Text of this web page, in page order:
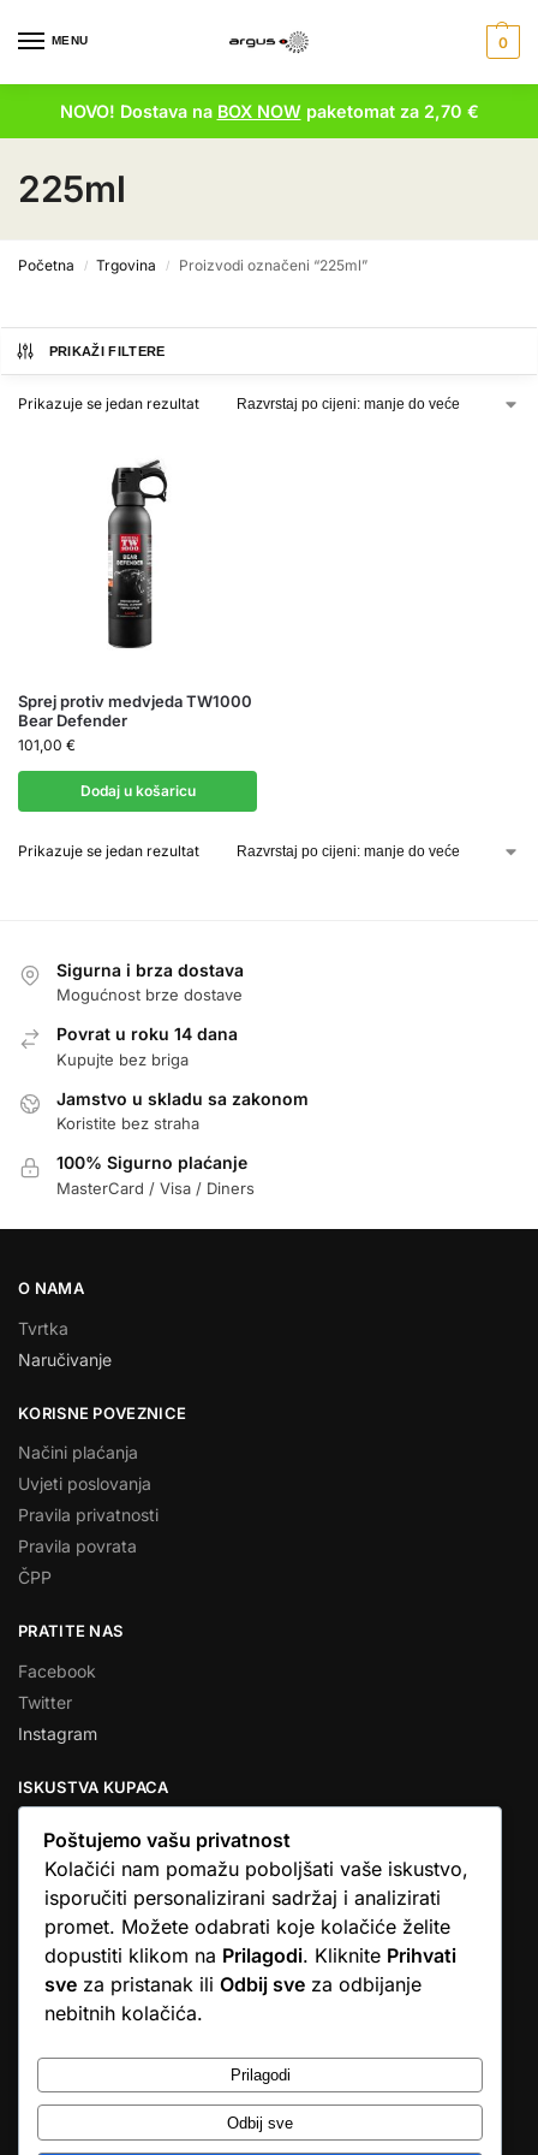
MENU 0
NOVO! Dostava na BOX NOWpaketomat za 2,70 €
225ml
Početna / Trgovina / Proizvodi označeni “225ml”
PRIKAŽI FILTERE
Prikazuje se jedan rezultat
Sprej protiv medvjeda TW1000
Bear Defender
101,00 €
Dodaj u košaricu
Prikazuje se jedan rezultat
Sigurna i brza dostava
Mogućnost brze dostave
Povrat u roku 14 dana
Kupujte bez briga
Jamstvo u skladu sa zakonom
Koristite bez straha
100% Sigurno plaćanje
MasterCard / Visa / Diners
O NAMA
Tvrtka
Naručivanje
KORISNE POVEZNICE
Načini plaćanja
Uvjeti poslovanja
Pravila privatnosti
Pravila povrata
ČPP
PRATITE NAS
Facebook
Twitter
Instagram
ISKUSTVA KUPACA
★★★★★
… Ono što me se dojmilo je ljudski pristup i njihova briga da
dobijem što sam naručio. U većini web shopova nitko vas ne
zove, samo otkažu narudžbu. …
Stjepan D.M.
© Argus elektronika d.o.o.
Poštujemo vašu privatnost
Kolačići nam pomažu poboljšati vaše iskustvo,
isporučiti personalizirani sadržaj i analizirati
promet. Možete odabrati koje kolačiće želite
dopustiti klikom na Prilagodi. Kliknite Prihvati
sve za pristanak ili Odbij sve za odbijanje
nebitnih kolačića.
Prilagodi
Odbij sve